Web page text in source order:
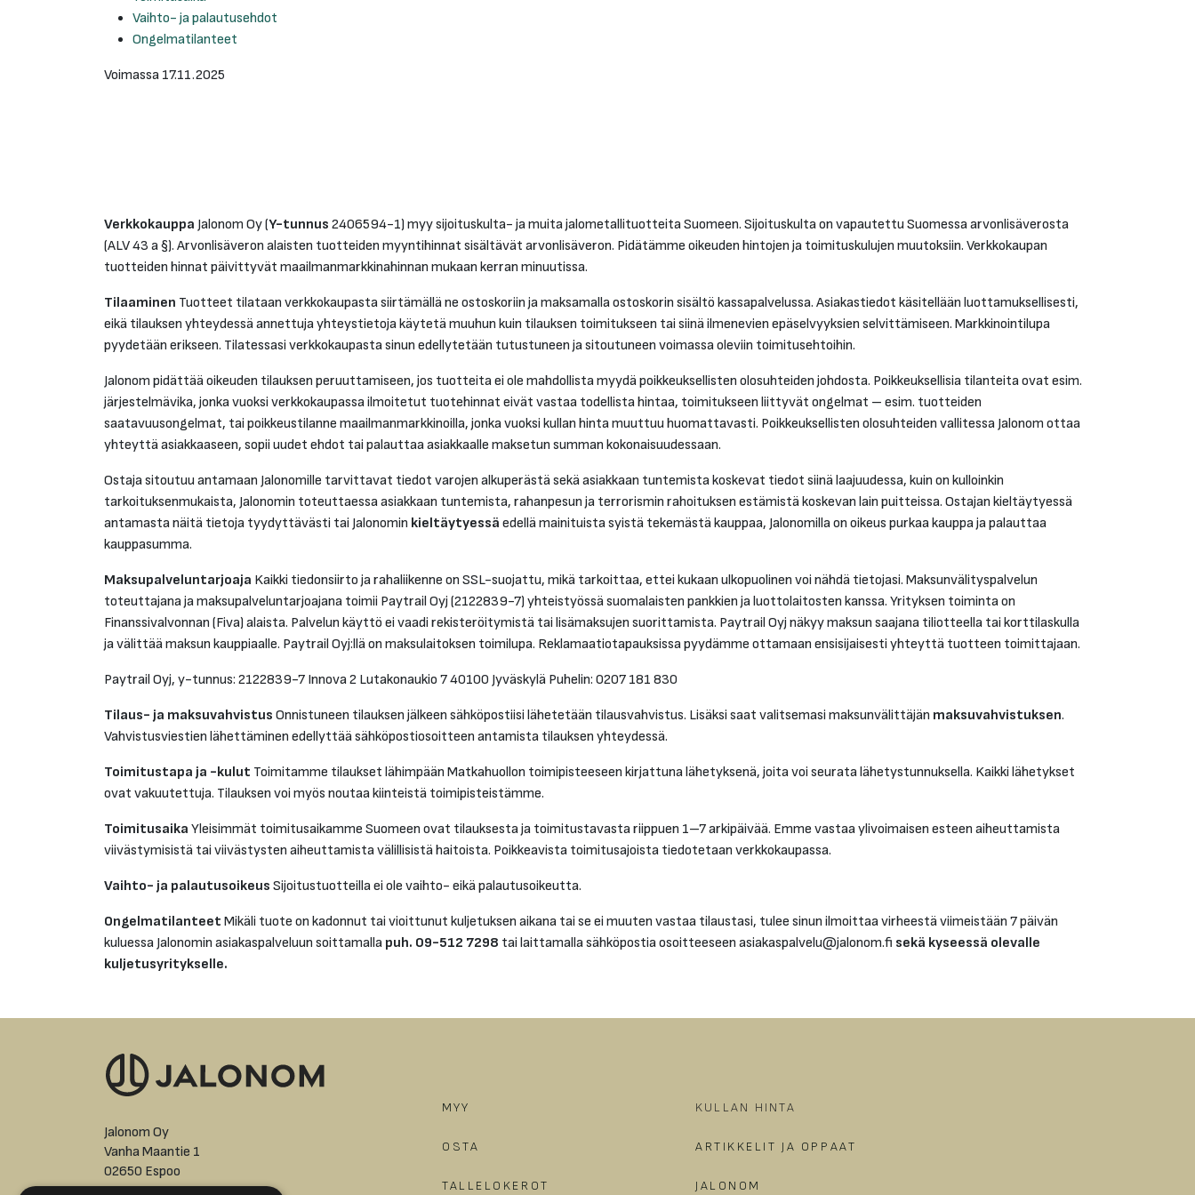
Vaihto- ja palautusehdot
Ongelmatilanteet
Voimassa 17.11.2025
Verkkokauppa Jalonom Oy (Y-tunnus 2406594-1) myy sijoituskulta- ja muita jalometallituotteita Suomeen. Sijoituskulta on vapautettu Suomessa arvonlisäverosta
(ALV 43 a §). Arvonlisäveron alaisten tuotteiden myyntihinnat sisältävät arvonlisäveron. Pidätämme oikeuden hintojen ja toimituskulujen muutoksiin. Verkkokaupan
tuotteiden hinnat päivittyvät maailmanmarkkinahinnan mukaan kerran minuutissa.
Tilaaminen Tuotteet tilataan verkkokaupasta siirtämällä ne ostoskoriin ja maksamalla ostoskorin sisältö kassapalvelussa. Asiakastiedot käsitellään luottamuksellisesti,
eikä tilauksen yhteydessä annettuja yhteystietoja käytetä muuhun kuin tilauksen toimitukseen tai siinä ilmenevien epäselvyyksien selvittämiseen. Markkinointilupa
pyydetään erikseen. Tilatessasi verkkokaupasta sinun edellytetään tutustuneen ja sitoutuneen voimassa oleviin toimitusehtoihin.
Jalonom pidättää oikeuden tilauksen peruuttamiseen, jos tuotteita ei ole mahdollista myydä poikkeuksellisten olosuhteiden johdosta. Poikkeuksellisia tilanteita ovat esim.
järjestelmävika, jonka vuoksi verkkokaupassa ilmoitetut tuotehinnat eivät vastaa todellista hintaa, toimitukseen liittyvät ongelmat – esim. tuotteiden
saatavuusongelmat, tai poikkeustilanne maailmanmarkkinoilla, jonka vuoksi kullan hinta muuttuu huomattavasti. Poikkeuksellisten olosuhteiden vallitessa Jalonom ottaa
yhteyttä asiakkaaseen, sopii uudet ehdot tai palauttaa asiakkaalle maksetun summan kokonaisuudessaan.
Ostaja sitoutuu antamaan Jalonomille tarvittavat tiedot varojen alkuperästä sekä asiakkaan tuntemista koskevat tiedot siinä laajuudessa, kuin on kulloinkin
tarkoituksenmukaista, Jalonomin toteuttaessa asiakkaan tuntemista, rahanpesun ja terrorismin rahoituksen estämistä koskevan lain puitteissa. Ostajan kieltäytyessä
antamasta näitä tietoja tyydyttävästi tai Jalonomin kieltäytyessä edellä mainituista syistä tekemästä kauppaa, Jalonomilla on oikeus purkaa kauppa ja palauttaa
kauppasumma.
Maksupalveluntarjoaja Kaikki tiedonsiirto ja rahaliikenne on SSL-suojattu, mikä tarkoittaa, ettei kukaan ulkopuolinen voi nähdä tietojasi. Maksunvälityspalvelun
toteuttajana ja maksupalveluntarjoajana toimii Paytrail Oyj (2122839-7) yhteistyössä suomalaisten pankkien ja luottolaitosten kanssa. Yrityksen toiminta on
Finanssivalvonnan (Fiva) alaista. Palvelun käyttö ei vaadi rekisteröitymistä tai lisämaksujen suorittamista. Paytrail Oyj näkyy maksun saajana tiliotteella tai korttilaskulla
ja välittää maksun kauppiaalle. Paytrail Oyj:llä on maksulaitoksen toimilupa. Reklamaatiotapauksissa pyydämme ottamaan ensisijaisesti yhteyttä tuotteen toimittajaan.
Paytrail Oyj, y-tunnus: 2122839-7 Innova 2 Lutakonaukio 7 40100 Jyväskylä Puhelin: 0207 181 830
Tilaus- ja maksuvahvistus Onnistuneen tilauksen jälkeen sähköpostiisi lähetetään tilausvahvistus. Lisäksi saat valitsemasi maksunvälittäjän maksuvahvistuksen.
Vahvistusviestien lähettäminen edellyttää sähköpostiosoitteen antamista tilauksen yhteydessä.
Toimitustapa ja -kulut Toimitamme tilaukset lähimpään Matkahuollon toimipisteeseen kirjattuna lähetyksenä, joita voi seurata lähetystunnuksella. Kaikki lähetykset
ovat vakuutettuja. Tilauksen voi myös noutaa kiinteistä toimipisteistämme.
Toimitusaika Yleisimmät toimitusaikamme Suomeen ovat tilauksesta ja toimitustavasta riippuen 1–7 arkipäivää. Emme vastaa ylivoimaisen esteen aiheuttamista
viivästymisistä tai viivästysten aiheuttamista välillisistä haitoista. Poikkeavista toimitusajoista tiedotetaan verkkokaupassa.
Vaihto- ja palautusoikeus Sijoitustuotteilla ei ole vaihto- eikä palautusoikeutta.
Ongelmatilanteet Mikäli tuote on kadonnut tai vioittunut kuljetuksen aikana tai se ei muuten vastaa tilaustasi, tulee sinun ilmoittaa virheestä viimeistään 7 päivän
kuluessa Jalonomin asiakaspalveluun soittamalla puh. 09-512 7298 tai laittamalla sähköpostia osoitteeseen asiakaspalvelu@jalonom.fi sekä kyseessä olevalle
kuljetusyritykselle.
Jalonom Oy
Vanha Maantie 1
02650 Espoo
MYY
OSTA
TALLELOKEROT
KULLAN HINTA
ARTIKKELIT JA OPPAAT
JALONOM